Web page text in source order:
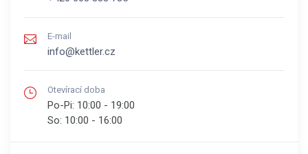
E-mail
info@kettler.cz
Otevírací doba
Po-Pi: 10:00 - 19:00
So: 10:00 - 16:00